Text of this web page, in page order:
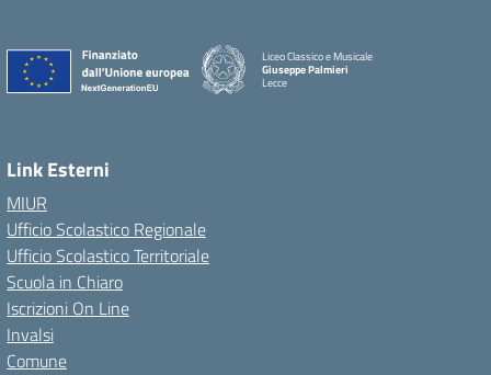
Liceo Classico e Musicale
Giuseppe Palmieri
Lecce
Link Esterni
MIUR
Ufficio Scolastico Regionale
Ufficio Scolastico Territoriale
Scuola in Chiaro
Iscrizioni On Line
Invalsi
Comune